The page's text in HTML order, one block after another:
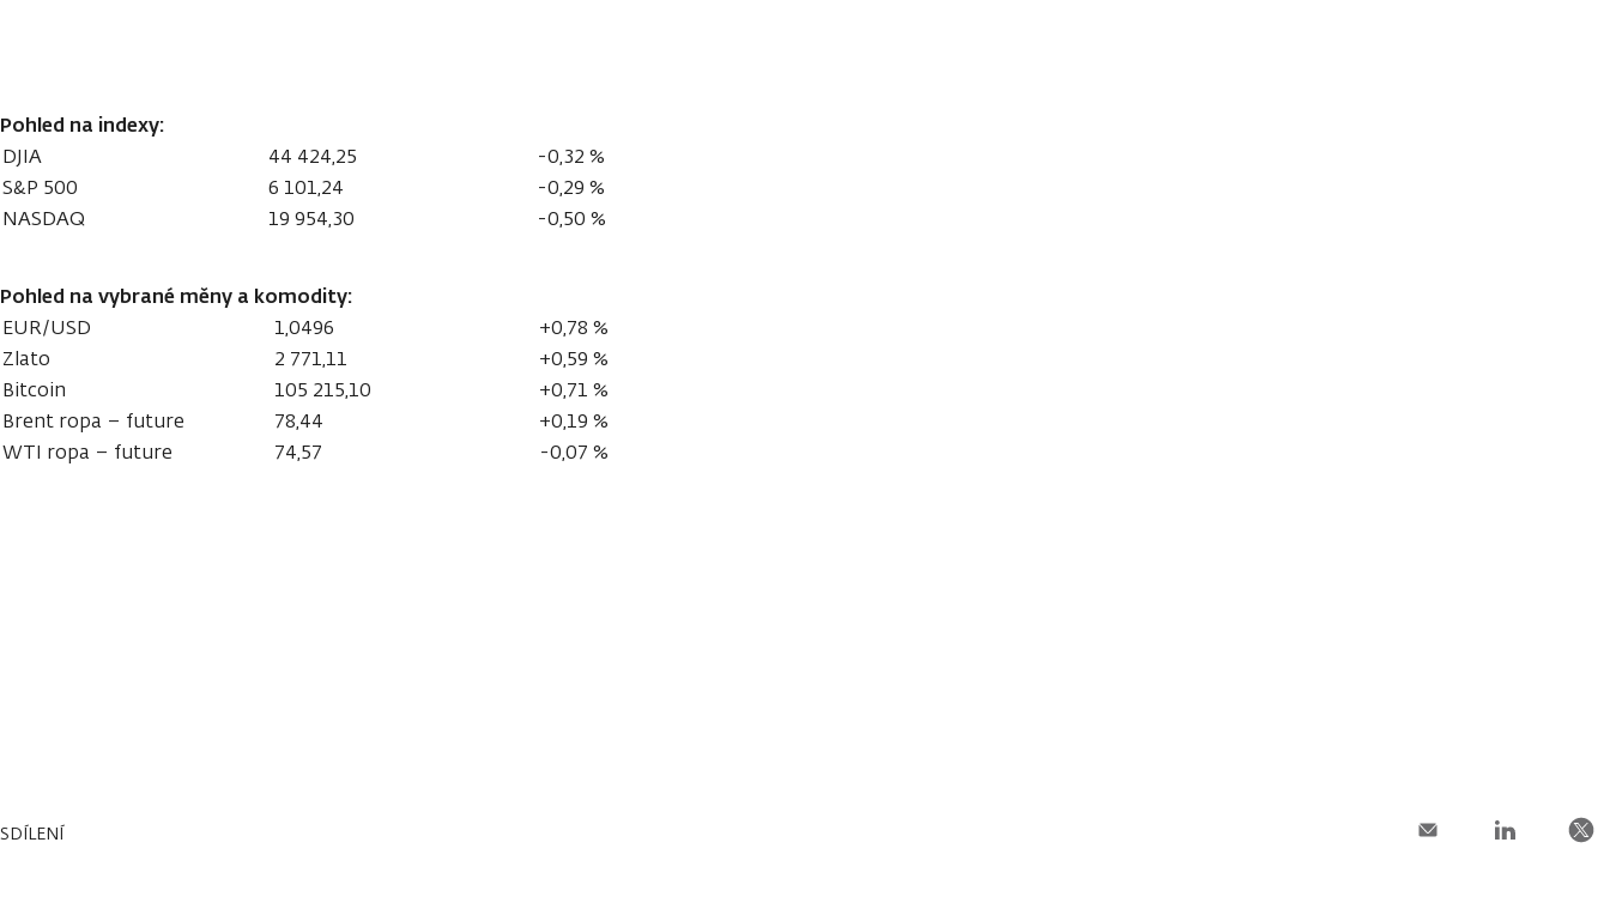
Pohled na indexy:
DJIA 44 424,25
-0,32 %
S&P 500
6 101,24
-0,29 %
NASDAQ
19 954,30 -0,50 %
Pohled na vybrané měny a komodity:
EUR/USD 1,0496
+0,78 %
Zlato
2 771,11
+0,59 %
Bitcoin
105 215,10
+0,71 %
Brent ropa – future
78,44
+0,19 %
WTI ropa – future
74,57 -0,07 %
SDÍLENÍ